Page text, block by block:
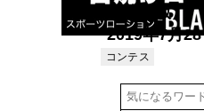
【速報版】
2019年7月28
日開催 埼玉県
オープン選手
コンテス